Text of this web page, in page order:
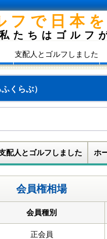
フで日本
たちはゴルフ
支配人とゴルフしました
くらぶ）
配人とゴルフしました ホ
会員権相場
会員種別
正会員